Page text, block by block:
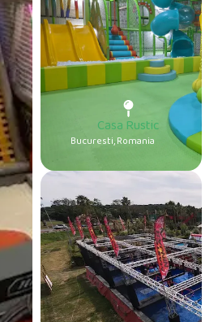
Casa Rustic
Bucuresti, Romania